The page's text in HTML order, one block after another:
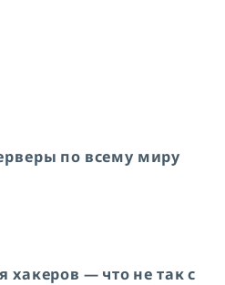
по всему миру
хакеров — что не так с